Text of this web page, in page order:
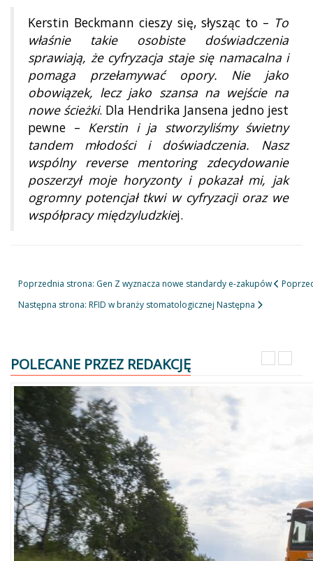
Kerstin Beckmann cieszy się, słysząc to – To
właśnie takie osobiste doświadczenia
sprawiają, że cyfryzacja staje się namacalna i
pomaga przełamywać opory. Nie jako
obowiązek, lecz jako szansa na wejście na
nowe ścieżki. Dla Hendrika Jansena jedno jest
pewne – Kerstin i ja stworzyliśmy świetny
tandem młodości i doświadczenia. Nasz
wspólny reverse mentoring zdecydowanie
poszerzył moje horyzonty i pokazał mi, jak
ogromny potencjał tkwi w cyfryzacji oraz we
współpracy międzyludzkiej.
Poprzednia strona: Gen Z wyznacza nowe standardy e-zakupów
Następna strona: RFID w branży stomatologicznej Następna
POLECANE PRZEZ REDAKCJĘ